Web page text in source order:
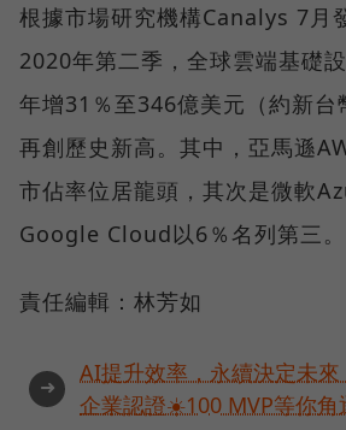
根據市場研究機構Canalys 7月
2020年第二季，全球雲端基礎
年增31％至346億美元（約新台
再創歷史新高。其中，亞馬遜
市佔率位居龍頭，其次是微軟
Google Cloud以6％名列第三。
責任編輯：林芳如
➜
AI提升效率，永續決定未
企業認證☀️100 MVP等你角